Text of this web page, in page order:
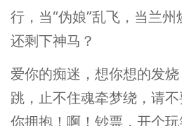
行，当“伪娘”乱飞，当兰
还剩下神马？
爱你的痴迷，想你想的发
跳，止不住魂牵梦绕，请
你拥抱！啊！钞票，开个玩